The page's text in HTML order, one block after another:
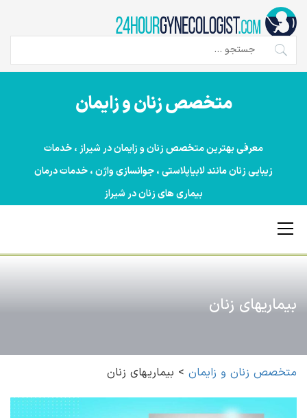
Skip
content
جستجو
برای:
متخصص زنان و زایمان
معرفی بهترین متخصص زنان و زایمان در شیراز ، خدمات
زیبایی زنان مانند لابیاپلاستی ، جوانسازی واژن ، خدمات درمان
بیماری های زنان در شیراز
بیماریهای زنان
متخصص زنان و زایمان > بیماریهای زنان